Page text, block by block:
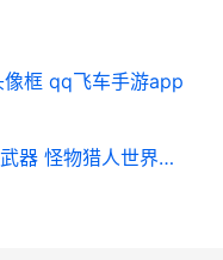
框 qq飞车手游app
怪物猎人世界弓箭挑选啥子武器 怪物猎人世界弓箭怎么断尾